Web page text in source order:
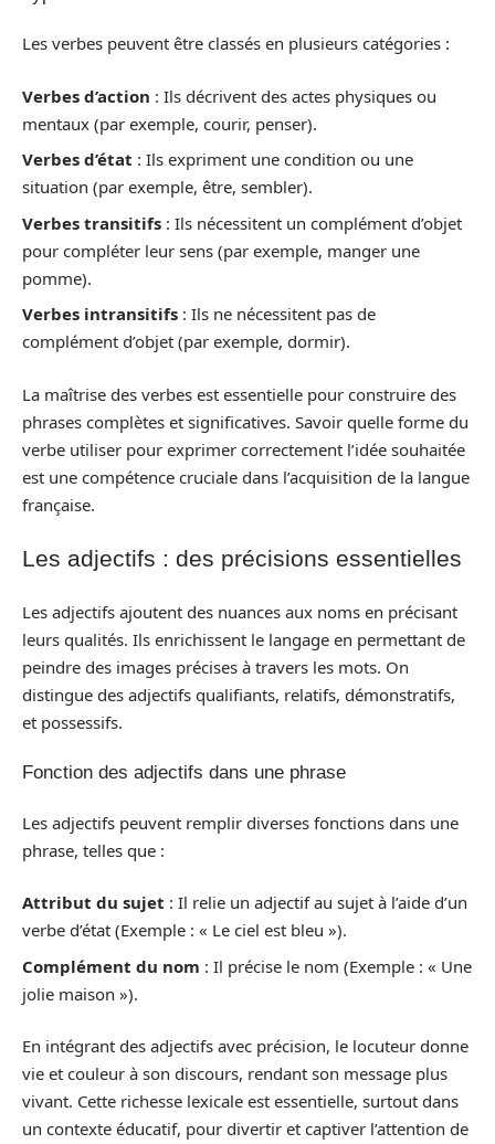
Les verbes peuvent être classés en plusieurs catégories :
Verbes d’action : Ils décrivent des actes physiques ou
mentaux (par exemple, courir, penser).
Verbes d’état : Ils expriment une condition ou une
situation (par exemple, être, sembler).
Verbes transitifs : Ils nécessitent un complément d’objet
pour compléter leur sens (par exemple, manger une
pomme).
Verbes intransitifs : Ils ne nécessitent pas de
complément d’objet (par exemple, dormir).
La maîtrise des verbes est essentielle pour construire des
phrases complètes et significatives. Savoir quelle forme du
verbe utiliser pour exprimer correctement l’idée souhaitée
est une compétence cruciale dans l’acquisition de la langue
française.
Les adjectifs : des précisions essentielles
Les adjectifs ajoutent des nuances aux noms en précisant
leurs qualités. Ils enrichissent le langage en permettant de
peindre des images précises à travers les mots. On
distingue des adjectifs qualifiants, relatifs, démonstratifs,
et possessifs.
Fonction des adjectifs dans une phrase
Les adjectifs peuvent remplir diverses fonctions dans une
phrase, telles que :
Attribut du sujet : Il relie un adjectif au sujet à l’aide d’un
verbe d’état (Exemple : « Le ciel est bleu »).
Complément du nom : Il précise le nom (Exemple : « Une
jolie maison »).
En intégrant des adjectifs avec précision, le locuteur donne
vie et couleur à son discours, rendant son message plus
vivant. Cette richesse lexicale est essentielle, surtout dans
un contexte éducatif, pour divertir et captiver l’attention de